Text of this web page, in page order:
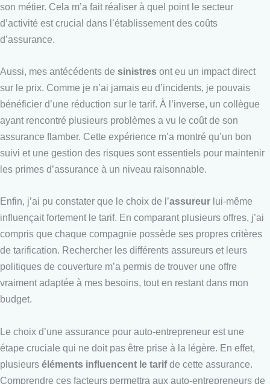
son métier. Cela m’a fait réaliser à quel point le secteur
d’activité est crucial dans l’établissement des coûts
d’assurance.
Aussi, mes antécédents de sinistres ont eu un impact direct
sur le prix. Comme je n’ai jamais eu d’incidents, je pouvais
bénéficier d’une réduction sur le tarif. À l’inverse, un collègue
ayant rencontré plusieurs problèmes a vu le coût de son
assurance flamber. Cette expérience m’a montré qu’un bon
suivi et une gestion des risques sont essentiels pour maintenir
les primes d’assurance à un niveau raisonnable.
Enfin, j’ai pu constater que le choix de l’assureur lui-même
influençait fortement le tarif. En comparant plusieurs offres, j’ai
compris que chaque compagnie possède ses propres critères
de tarification. Rechercher les différents assureurs et leurs
politiques de couverture m’a permis de trouver une offre
vraiment adaptée à mes besoins, tout en restant dans mon
budget.
Le choix d’une assurance pour auto-entrepreneur est une
étape cruciale qui ne doit pas être prise à la légère. En effet,
plusieurs éléments influencent le tarifde cette assurance.
Comprendre ces facteurs permettra aux auto-entrepreneurs de